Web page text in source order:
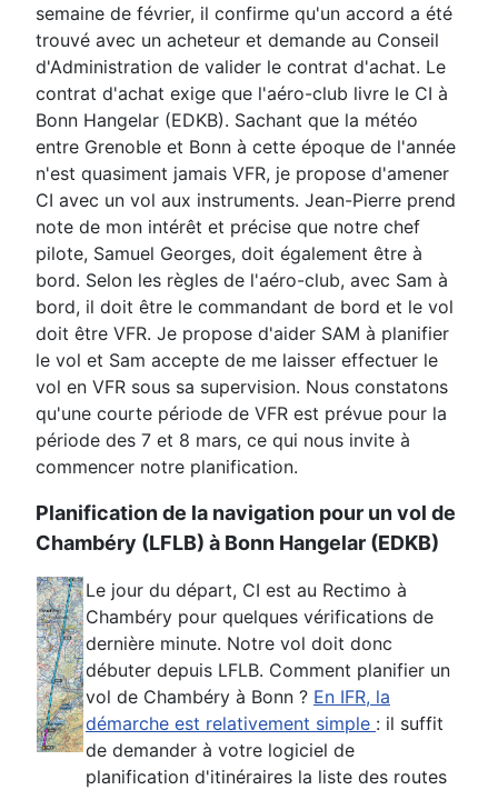
semaine de février, il confirme qu'un accord a été
trouvé avec un acheteur et demande au Conseil
d'Administration de valider le contrat d'achat. Le
contrat d'achat exige que l'aéro-club livre le CI à
Bonn Hangelar (EDKB). Sachant que la météo
entre Grenoble et Bonn à cette époque de l'année
n'est quasiment jamais VFR, je propose d'amener
CI avec un vol aux instruments. Jean-Pierre prend
note de mon intérêt et précise que notre chef
pilote, Samuel Georges, doit également être à
bord. Selon les règles de l'aéro-club, avec Sam à
bord, il doit être le commandant de bord et le vol
doit être VFR. Je propose d'aider SAM à planifier
le vol et Sam accepte de me laisser effectuer le
vol en VFR sous sa supervision. Nous constatons
qu'une courte période de VFR est prévue pour la
période des 7 et 8 mars, ce qui nous invite à
commencer notre planification.
Planification de la navigation pour un vol de
Chambéry (LFLB) à Bonn Hangelar (EDKB)
Le jour du départ, CI est au Rectimo à
Chambéry pour quelques vérifications de
dernière minute. Notre vol doit donc
débuter depuis LFLB. Comment planifier un
vol de Chambéry à Bonn ? En IFR, la
démarche est relativement simple : il suffit
de demander à votre logiciel de
planification d'itinéraires la liste des routes